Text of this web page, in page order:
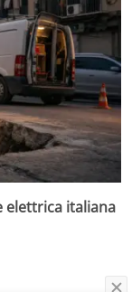
elettrica italiana